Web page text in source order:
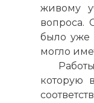
живому
вопроса.
было уже
могло
которую